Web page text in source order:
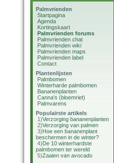
Palmvrienden
Startpagina
Agenda
Kortingskaart
Palmvrienden forums
Palmvrienden chat
Palmvrienden wiki
Palmvrienden maps
Palmvrienden label
Contact
Plantenlijsten
Palmbomen
Winterharde palmbomen
Bananenplanten
Canna's (bloemriet)
Palmvarens
Populairste artikels
1)Verzorging bananenplanten
2)Verzorging van palmen
3)Hoe een bananenplant
beschermen in de winter?
4)De 10 winterhardste
palmbomen ter wereld
5)Zaaien van avocado